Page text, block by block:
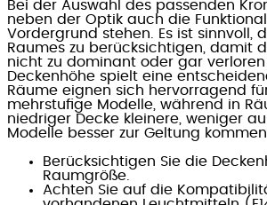
Bei der Auswahl des passenden
neben der Optik auch die
Vordergrund stehen. Es ist sinnvoll,
Raumes zu berücksichtigen, damit
nicht zu dominant oder gar
Deckenhöhe spielt eine
Räume eignen sich hervorragend
mehrstufige Modelle, während in
niedriger Decke kleinere, weniger
Modelle besser zur Geltung
Berücksichtigen Sie die
Raumgröße.
Achten Sie auf die